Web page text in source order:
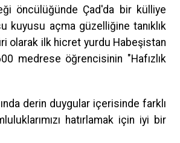
öncülüğünde Çad'da bir külliye
kuyusu açma güzelliğine tanıklık
olarak ilk hicret yurdu Habeşistan
medrese öğrencisinin "Hafızlık
derin duygular içerisinde farklı
hatırlamak için iyi bir